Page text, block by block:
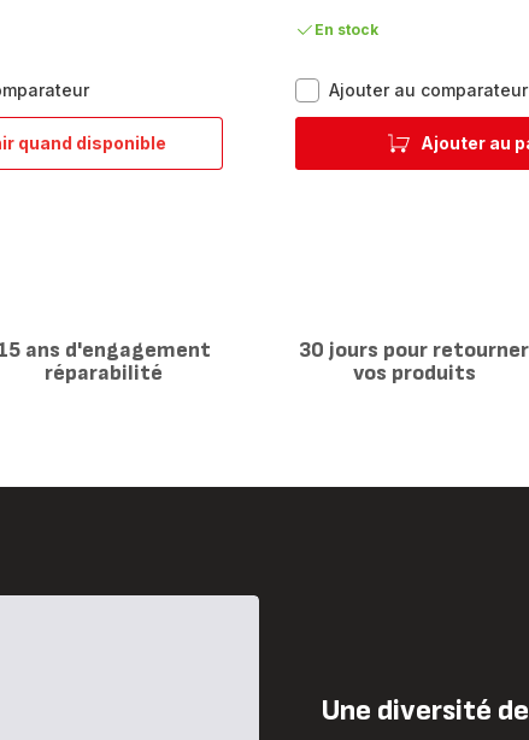
Nespresso
Essenza
Mini
quand disponible
Nespresso
Essenza
capsule
-
Ajouter au comparateur
Ajouter au
En stock
ans d'engagement
réparabilité
30 jours pour retourner
vos produits
Une diversité